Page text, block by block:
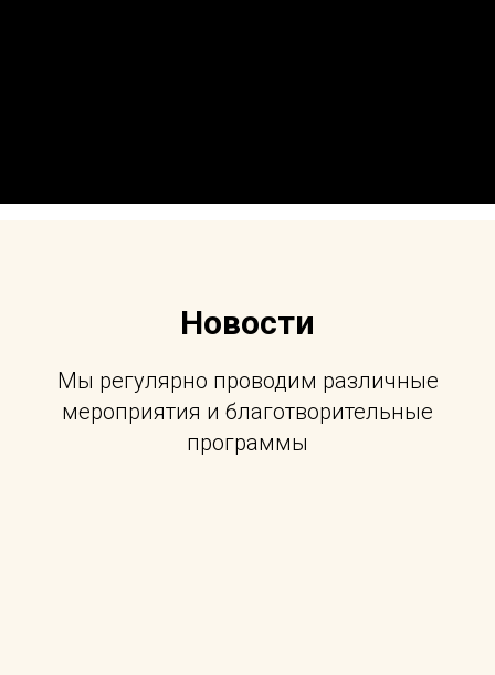
Новости
Мы регулярно проводим различные
мероприятия и благотворительные
программы